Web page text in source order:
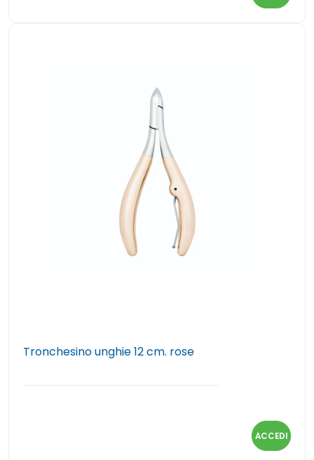
Tronchesino unghie 12 cm. rose
ACCEDI